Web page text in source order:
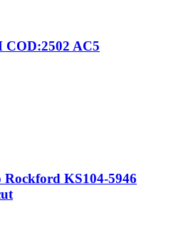
COD:2502 AC5
KS104-5946